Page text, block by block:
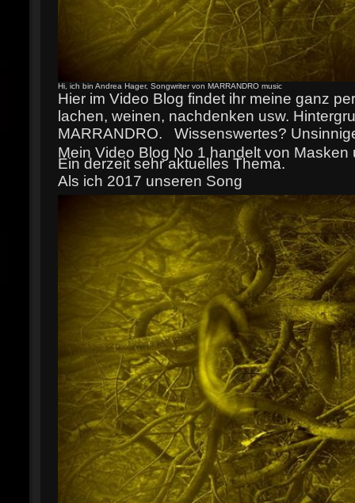
Hi, ich bin Andrea Hager, Songwriter von MARRANDRO music
Hier im Video Blog findet ihr meine ganz
lachen, weinen, nachdenken usw.
MARRANDRO. Wissenswertes?
Mein Video Blog No 1 handelt von
Ein derzeit sehr aktuelles Thema.
Als ich 2017 unseren Song